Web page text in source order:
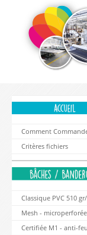
Comment
Critères fichiers
Classique PVC 510
Mesh - microperforée
Certifiée M1 - anti-feu